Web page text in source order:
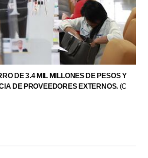
DE 3.4 MIL MILLONES DE PESOS Y
DE PROVEEDORES EXTERNOS. (C